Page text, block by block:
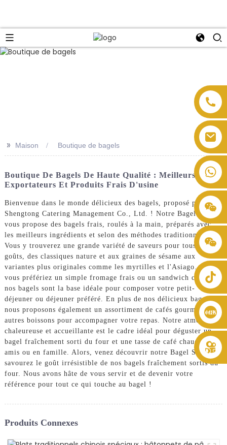
+86 8619946512999
>> Maison Boutique de bagels
Boutique De Bagels De Haute Qualité : Meilleurs
Exportateurs Et Produits Frais D'usine
Bienvenue dans le monde délicieux des bagels, proposé par
Shengtong Catering Management Co., Ltd. ! Notre Bagel Shop
vous propose des bagels frais, roulés à la main, préparés avec
les meilleurs ingrédients et selon des méthodes traditionnelles.
Vous y trouverez une grande variété de saveurs pour tous les
goûts, des classiques nature et aux graines de sésame aux
variantes plus originales comme les myrtilles et l'Asiago. Que
vous préfériez un simple fromage frais ou un sandwich complet,
nos bagels sont la base idéale pour composer votre petit-
déjeuner ou déjeuner préféré. En plus de nos délicieux bagels,
nous proposons également un assortiment de cafés gourmets et
autres boissons pour accompagner votre repas. Notre atmosphère
chaleureuse et accueillante est le cadre idéal pour déguster un
bagel fraîchement sorti du four et une tasse de café chaud entre
amis ou en famille. Alors, venez découvrir notre Bagel Shop et
savourez le goût irrésistible de nos bagels fraîchement sortis du
four. Nous avons hâte de vous servir et de devenir votre
référence pour tout ce qui touche au bagel !
Produits Connexes